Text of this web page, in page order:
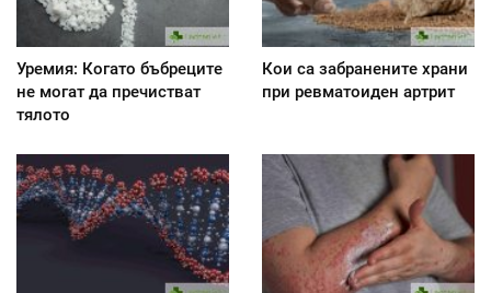
Уремия: Когато бъбреците
не могат да пречистват
тялото
Кои са забранените храни
при ревматоиден артрит